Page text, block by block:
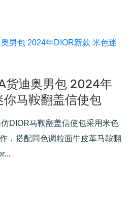
货迪奥男包 2024年
你马鞍翻盖信使包
DIOR马鞍翻盖信使包采用米色
，搭配同色调粒面牛皮革马鞍翻